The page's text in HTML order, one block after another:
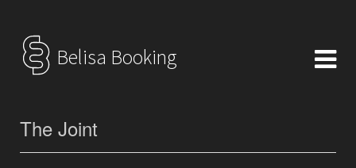
Belisa Booking
The Joint